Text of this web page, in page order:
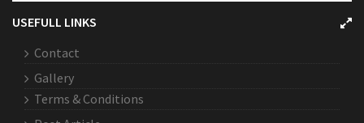
USEFULL LINKS
Contact
Gallery
Terms & Conditions